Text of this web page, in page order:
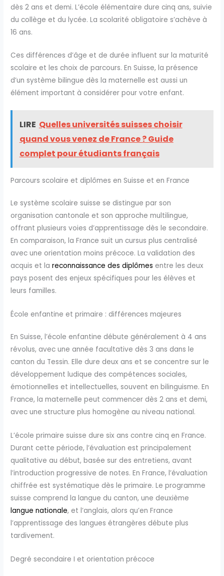
dès 2 ans et demi. L’école élémentaire dure cinq ans, suivie
du collège et du lycée. La scolarité obligatoire s’achève à
16 ans.
Ces différences d’âge et de durée influent sur la maturité
scolaire et les choix de parcours. En Suisse, la présence
d’un système bilingue dès la maternelle est aussi un
élément important à considérer pour votre enfant.
LIRE Quelles universités suisses choisir
quand vous venez de France ? Guide
complet pour étudiants français
Parcours scolaire et diplômes en Suisse et en France
Le système scolaire suisse se distingue par son
organisation cantonale et son approche multilingue,
offrant plusieurs voies d’apprentissage dès le secondaire.
En comparaison, la France suit un cursus plus centralisé
avec une orientation moins précoce. La validation des
acquis et lareconnaissance des diplômes entre les deux
pays posent des enjeux spécifiques pour les élèves et
leurs familles.
École enfantine et primaire : différences majeures
En Suisse, l’école enfantine débute généralement à 4 ans
révolus, avec une année facultative dès 3 ans dans le
canton du Tessin. Elle dure deux ans et se concentre sur le
développement ludique des compétences sociales,
émotionnelles et intellectuelles, souvent en bilinguisme. En
France, la maternelle peut commencer dès 2 ans et demi,
avec une structure plus homogène au niveau national.
L’école primaire suisse dure six ans contre cinq en France.
Durant cette période, l’évaluation est principalement
qualitative au début, basée sur des entretiens, avant
l’introduction progressive de notes. En France, l’évaluation
chiffrée est systématique dès le primaire. Le programme
suisse comprend la langue du canton, une deuxième
langue nationale, et l’anglais, alors qu’en France
l’apprentissage des langues étrangères débute plus
tardivement.
Degré secondaire I et orientation précoce